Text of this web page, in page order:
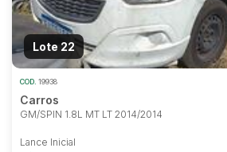
Lote 22
COD. 19938
Carros
GM/SPIN 1.8L MT LT 2014/2014
Lance Inicial